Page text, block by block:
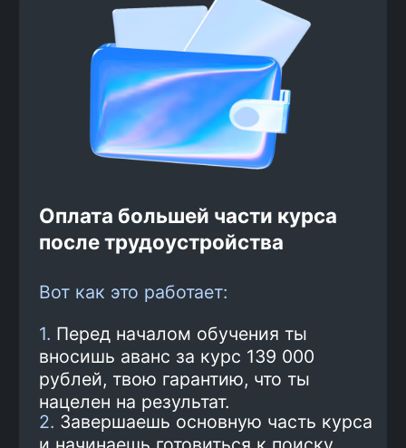
Ты сам выбираешь, как тебе
удобнее платить: разовым
платежом — 139 000 рублей или
рассрочкой от банка. При
оплате обучения сразу
экономишь до 25%
Вариант оплаты
Наши карьерные консультанты
помогают тебе получить лучшие
предложения.
Подготовка к
трудоустройству и поиск
работы
4
Ты проходишь курс по
Обучение и практика
3
Смотреть
программу